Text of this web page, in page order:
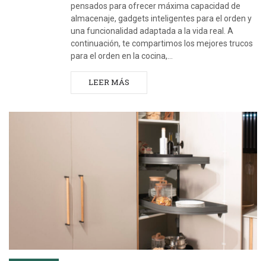
pensados para ofrecer máxima capacidad de
almacenaje, gadgets inteligentes para el orden y
una funcionalidad adaptada a la vida real. A
continuación, te compartimos los mejores trucos
para el orden en la cocina,…
LEER MÁS